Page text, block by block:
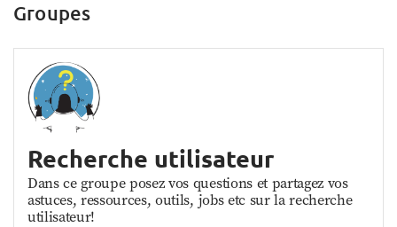
Groupes
Recherche utilisateur
Dans ce groupe posez vos questions et partagez vos
astuces, ressources, outils, jobs etc sur la recherche
utilisateur!